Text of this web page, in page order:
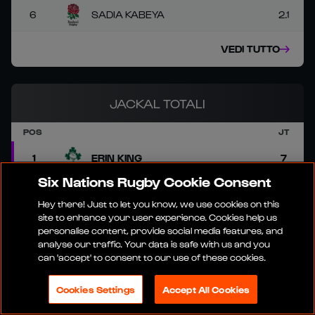
6 SADIA KABEYA 2.1
VEDI TUTTO
JACKAL TOTALI
POS JT
1 ERIN KING 7
CLIODHNA MOLONEY-MACDONALD
CHARLOTTE ESCUDERO 3
FRANCESCA SGORBINI
VITTORIA VECCHINI
Six Nations Rugby Cookie Consent
Hey there! Just to let you know, we use cookies on this
site to enhance your user experience. Cookies help us
personalise content, provide social media features, and
analyse our traffic. Your data is safe with us and you
can 'accept' to consent to our use of these cookies.
Cookies Settings Accept All Cookies